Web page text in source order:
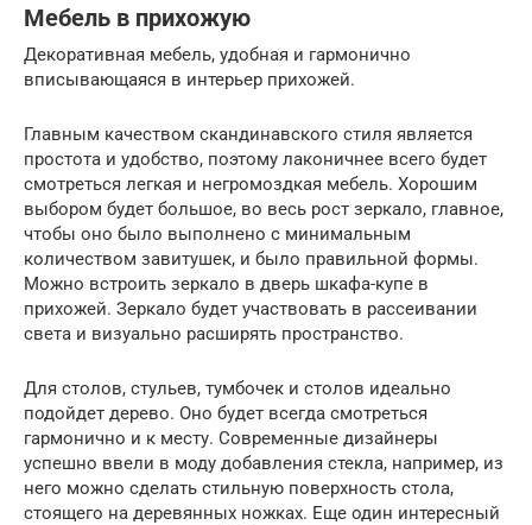
Мебель в прихожую
Декоративная мебель, удобная и гармонично
вписывающаяся в интерьер прихожей.
Главным качеством скандинавского стиля является
простота и удобство, поэтому лаконичнее всего будет
смотреться легкая и негромоздкая мебель. Хорошим
выбором будет большое, во весь рост зеркало, главное,
чтобы оно было выполнено с минимальным
количеством завитушек, и было правильной формы.
Можно встроить зеркало в дверь шкафа-купе в
прихожей. Зеркало будет участвовать в рассеивании
света и визуально расширять пространство.
Для столов, стульев, тумбочек и столов идеально
подойдет дерево. Оно будет всегда смотреться
гармонично и к месту. Современные дизайнеры
успешно ввели в моду добавления стекла, например, из
него можно сделать стильную поверхность стола,
стоящего на деревянных ножках. Еще один интересный